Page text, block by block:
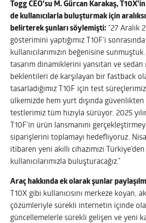
Togg CEO’su M. Gürcan Karakaş,
de kullanıcılarla buluşturmak için
belirterek şunları söylemişti: “27 Aralık
gösterimini yaptığımız T10F’i
kullanıcılarımızın beğenisine
tasarım dinamiklerini yansıtan ve
beklentileri de karşılayan bir fastback
tasarladığımız T10F için test
ülkemizde hem yurt dışında güvenlikten
testlerimiz tüm hızıyla sürüyor. 2025
T10F’in ürün lansmanını
siparişlerini toplamayı hedefliyoruz.
itibaren yeni akıllı cihazımızı
kullanıcılarımızla buluşturacağız.”
Araç hakkında ek olarak şunlar
T10X gibi kullanıcısını merkeze koyan,
çözümleriyle sürekli internetin içinde
güncellemelerle sürekli gelişen ve yeni